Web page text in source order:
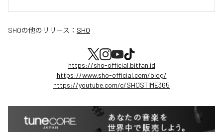
SHOの他のリリース： SHO
https://sho-official.bitfan.id
https://www.sho-official.com/blog/
https://youtube.com/c/SHOSTIME365